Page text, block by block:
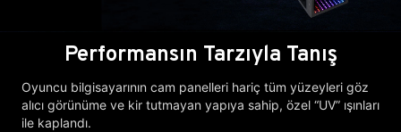
Performansın Tarzıyla Tanış
Oyuncu bilgisayarının cam panelleri hariç tüm yüzeyleri göz
alıcı görünüme ve kir tutmayan yapıya sahip, özel “UV” ışınları
ile kaplandı.